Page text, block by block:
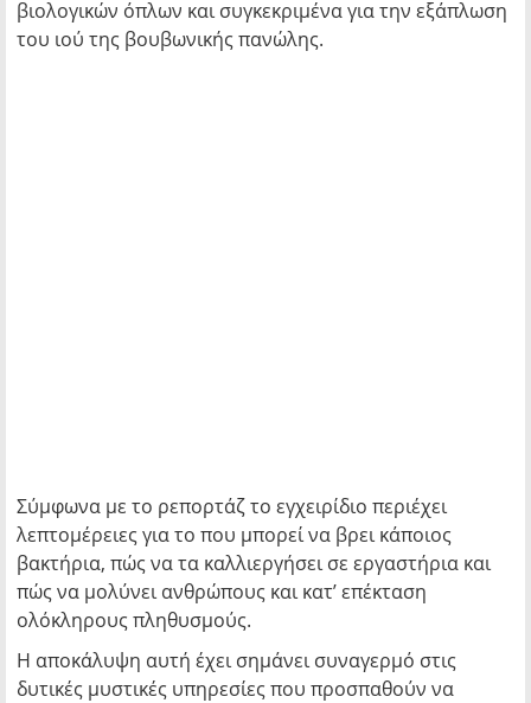
βιολογικών όπλων και συγκεκριμένα για την εξάπλωση
του ιού της βουβωνικής πανώλης.
Σύμφωνα με το ρεπορτάζ το εγχειρίδιο περιέχει
λεπτομέρειες για το που μπορεί να βρει κάποιος
βακτήρια, πώς να τα καλλιεργήσει σε εργαστήρια και
πώς να μολύνει ανθρώπους και κατ’ επέκταση
ολόκληρους πληθυσμούς.
Η αποκάλυψη αυτή έχει σημάνει συναγερμό στις
δυτικές μυστικές υπηρεσίες που προσπαθούν να